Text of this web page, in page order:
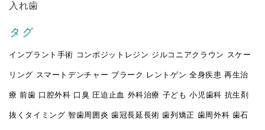
入れ歯
タグ
インプラント手術 コンポジットレジン ジルコニアクラウン スケー
リング スマートデンチャー プラーク レントゲン 全身疾患 再生治
療 前歯 口腔外科 口臭 圧迫止血 外科治療 子ども 小児歯科 抗生剤
抜くタイミング 智歯周囲炎 歯冠長延長術 歯列矯正 歯周外科 歯石